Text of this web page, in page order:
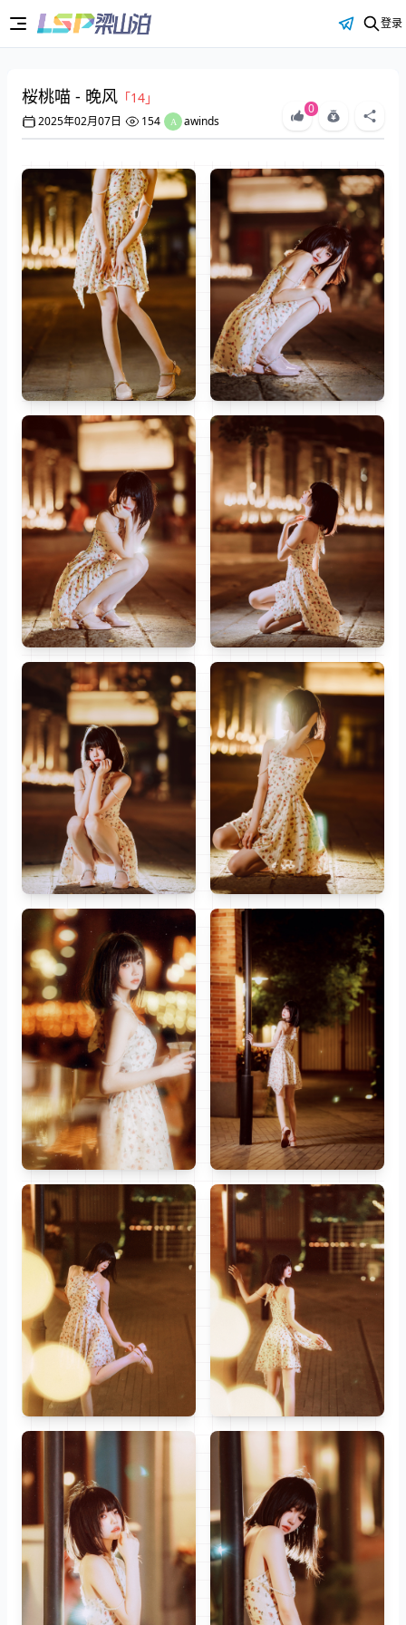
登录
桜桃喵 - 晚风 「14」
2025年02月07日 154 awinds
0